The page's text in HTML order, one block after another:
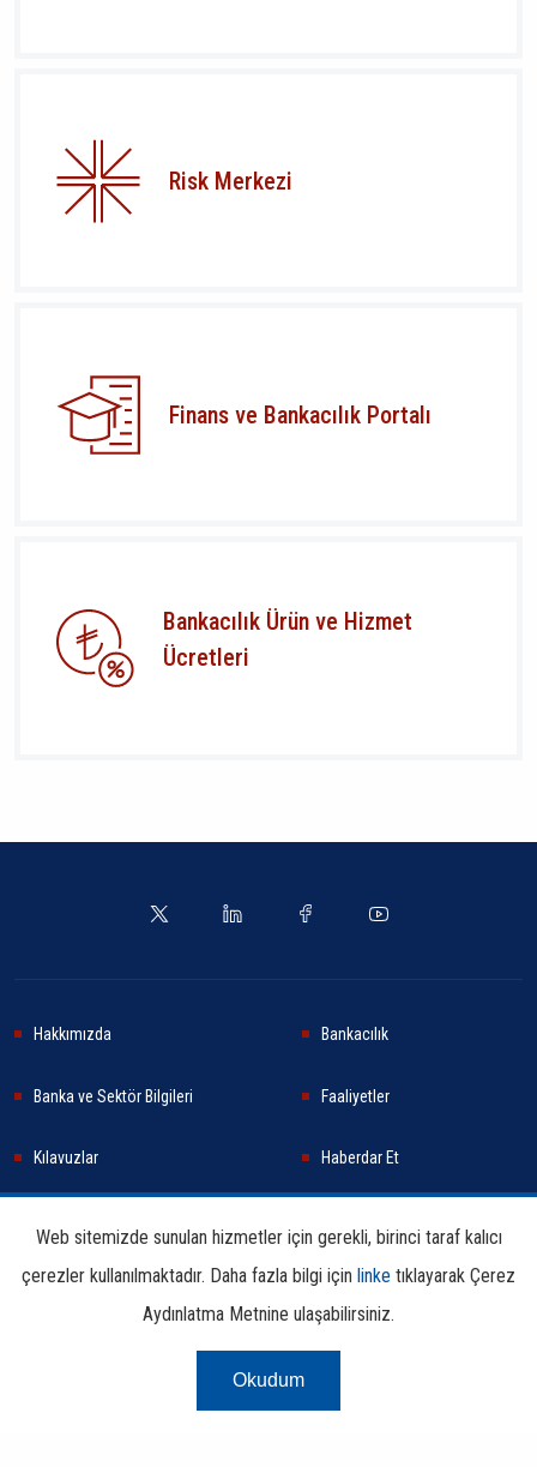
Risk Merkezi
Finans ve Bankacılık Portalı
Bankacılık Ürün ve Hizmet
Ücretleri
Hakkımızda Bankacılık
Banka ve Sektör Bilgileri Faaliyetler
Kılavuzlar Haberdar Et
Araştırma ve Yayınlar İletişim Bilgileri
Kullanım
Koşulları
Web sitemizde sunulan hizmetler için gerekli, birinci taraf kalıcı
çerezler kullanılmaktadır. Daha fazla bilgi için linke tıklayarak Çerez
Aydınlatma Metnine ulaşabilirsiniz.
Okudum